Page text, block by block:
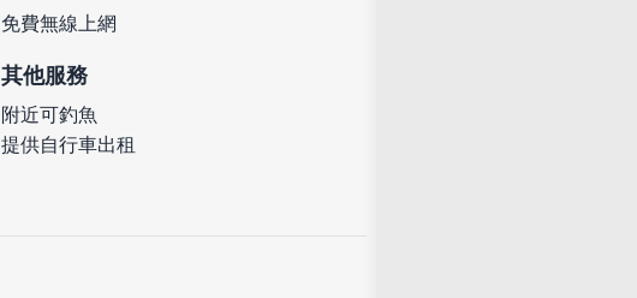
免費無線上網
其他服務
附近可釣魚
提供自行車出租